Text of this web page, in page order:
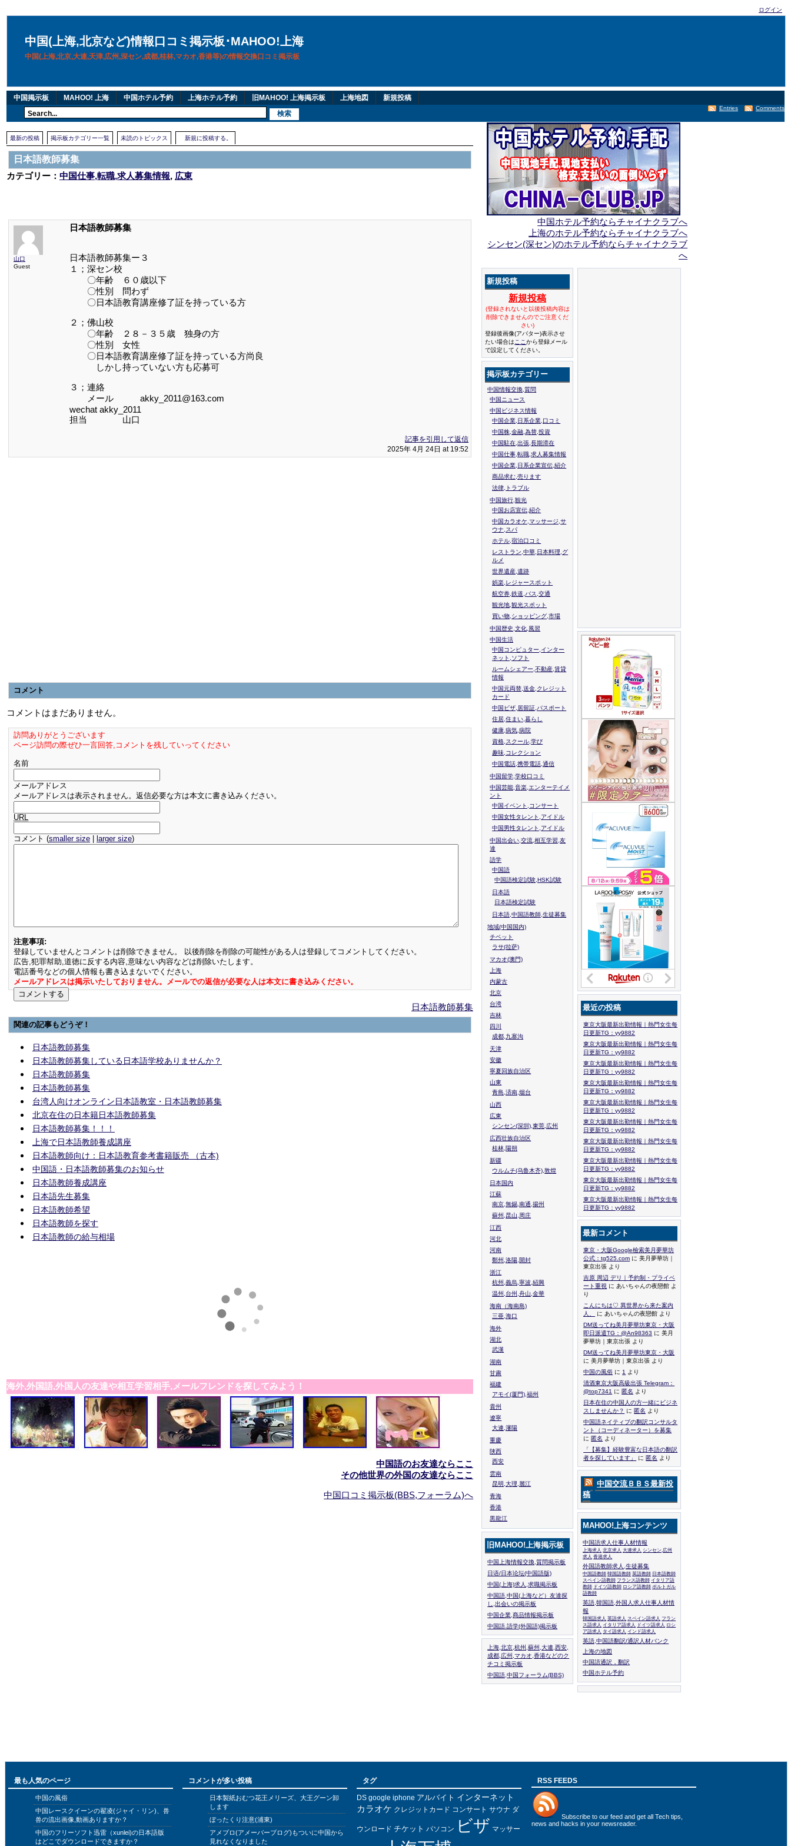
ログイン
中国(上海,北京など)情報口コミ掲示板･MAHOO!上海
中国(上海,北京,大連,天津,広州,深セン,成都,桂林,マカオ,香港等)の情報交換口コミ掲示板
中国掲示板 MAHOO! 上海 中国ホテル予約 上海ホテル予約 旧MAHOO! 上海掲示板 上海地図 新規投稿
Comments
Entries
最新の投稿 掲示板カテゴリー一覧 未読のトピックス 新規に投稿する。
日本語教師募集
カテゴリー： 中国仕事,転職,求人募集情報, 広東
山口
Guest
日本語教師募集
日本語教師募集ー３
１；深セン校
〇年齢 ６０歳以下
〇性別 問わず
〇日本語教育講座修了証を持っている方
２；佛山校
〇年齢 ２８－３５歳 独身の方
〇性別 女性
〇日本語教育講座修了証を持っている方尚良
しかし持っていない方も応募可
３；連絡
メール akky_2011@163.com
wechat akky_2011
担当 山口
記事を引用して返信
2025年 4月 24日 at 19:52
コメント
コメントはまだありません。
訪問ありがとうございます
ページ訪問の際ぜひ一言回答,コメントを残していってください
名前
メールアドレス
メールアドレスは表示されません。返信必要な方は本文に書き込みください。
URL
コメント (smaller size larger size)
注意事項:
登録していませんとコメントは削除できません。 以後削除を削除の可能性がある人は登録してコメントしてください。
広告,犯罪幇助,道徳に反する内容,意味ない内容などは削除いたします。
電話番号などの個人情報も書き込まないでください。
メールアドレスは掲示いたしておりません。メールでの返信が必要な人は本文に書き込みください。
日本語教師募集
関連の記事もどうぞ！
日本語教師募集
日本語教師募集している日本語学校ありませんか？
日本語教師募集
日本語教師募集
台湾人向けオンライン日本語教室・日本語教師募集
北京在住の日本籍日本語教師募集
日本語教師募集！！！
上海で日本語教師養成講座
日本語教師向け：日本語教育参考書籍販売 （古本)
中国語・日本語教師募集のお知らせ
日本語教師養成講座
日本語先生募集
日本語教師希望
日本語教師を探す
日本語教師の給与相場
海外,外国語,外国人の友達や相互学習相手,メールフレンドを探してみよう！
中国語のお友達ならここ
その他世界の外国の友達ならここ
中国口コミ掲示板(BBS,フォーラム)へ
中国ホテル予約ならチャイナクラブへ
上海のホテル予約ならチャイナクラブへ
シンセン(深セン)のホテル予約ならチャイナクラブ
へ
新規投稿
新規投稿
(登録されないと以後投稿内容は
削除できませんのでご注意くだ
さい)
登録後画像(アバター)表示させ
たい場合は ここから登録メール
で設定してください。
掲示板カテゴリー
中国情報交換,質問
中国ニュース
中国ビジネス情報
中国企業,日系企業,口コミ
中国株,金融,為替,投資
中国駐在,出張,長期滞在
中国仕事,転職,求人募集情報
中国企業,日系企業宣伝,紹介
商品求む,売ります
法律,トラブル
中国旅行,観光
中国お店宣伝,紹介
中国カラオケ,マッサージ,サ
ウナ,スパ
ホテル,宿泊口コミ
レストラン,中華,日本料理,グ
ルメ
世界遺産,遺跡
娯楽,レジャースポット
航空券,鉄道,バス,交通
観光地,観光スポット
買い物,ショッピング,市場
中国歴史,文化,風習
中国生活
中国コンピュター,インター
ネット,ソフト
ルームシェアー,不動産,賃貸
情報
中国元両替,送金,クレジット
カード
中国ビザ,居留証,パスポート
住居,住まい,暮らし
健康,病気,病院
資格,スクール,学び
趣味,コレクション
中国電話,携帯電話,通信
中国留学,学校口コミ
中国芸能,音楽,エンターテイメ
ント
中国イベント,コンサート
中国女性タレント,アイドル
中国男性タレント,アイドル
中国出会い,交流,相互学習,友
達
語学
中国語
中国語検定試験,HSK試験
日本語
日本語検定試験
日本語,中国語教師,生徒募集
地域(中国国内)
チベット
ラサ(拉萨)
マカオ(澳門)
上海
内蒙古
北京
台湾
吉林
四川
成都,九寨沟
天津
安徽
寧夏回族自治区
山東
青島,済南,烟台
山西
広東
シンセン(深圳),東莞,広州
広西壮族自治区
桂林,陽朔
新疆
ウルムチ(乌鲁木齐),敦煌
日本国内
江蘇
南京,無錫,南通,揚州
蘇州,昆山,周庄
江西
河北
河南
鄭州,洛陽,開封
浙江
杭州,義烏,寧波,紹興
温州,台州,舟山,金華
海南（海南島)
三亜,海口
海外
湖北
武漢
湖南
甘粛
福建
アモイ(厦門),福州
貴州
遼寧
大連,瀋陽
重慶
陜西
西安
雲南
昆明,大理,麗江
青海
香港
黒龍江
旧MAHOO!上海掲示板
中国上海情報交換,質問掲示板
日语/日本论坛(中国語版)
中国(上海)求人,求職掲示板
中国語,中国(上海など）友達探
し,出会いの掲示板
中国企業,商品情報掲示板
中国語.語学(外国語)掲示板
上海,北京,杭州,蘇州,大連,西安,
成都,広州,マカオ,香港などのク
チコミ掲示板
中国語,中国フォーラム(BBS)
最近の投稿
東京大阪最新出勤情報｜熱門女生每
日更新TG：yy9882
東京大阪最新出勤情報｜熱門女生每
日更新TG：yy9882
東京大阪最新出勤情報｜熱門女生每
日更新TG：yy9882
東京大阪最新出勤情報｜熱門女生每
日更新TG：yy9882
東京大阪最新出勤情報｜熱門女生每
日更新TG：yy9882
東京大阪最新出勤情報｜熱門女生每
日更新TG：yy9882
東京大阪最新出勤情報｜熱門女生每
日更新TG：yy9882
東京大阪最新出勤情報｜熱門女生每
日更新TG：yy9882
東京大阪最新出勤情報｜熱門女生每
日更新TG：yy9882
東京大阪最新出勤情報｜熱門女生每
日更新TG：yy9882
最新コメント
東京・大阪Google檢索美月夢華坊
公式：tg525.com に 美月夢華坊｜
東京出張 より
吉原 周辺 デリ｜予約制・プライベ
ート重視 に あいちゃんの夜戀館 よ
り
こんにちは♡ 異世界から来た案内
人、
に あいちゃんの夜戀館 より
DM送ってね美月夢華坊東京・大阪
即日派遣TG：@An98363 に 美月
夢華坊｜東京出張 より
DM送ってね美月夢華坊東京・大阪
に 美月夢華坊｜東京出張 より
中国の風俗 に 1
より
清酒東京大阪高級出張 Telegram：
@top7341 に 匿名 より
日本在住の中国人の方一緒にビジネ
スしませんか？ に 匿名 より
中国語ネイティブの翻訳コンサルタ
ント（コーディネーター）を募集
に 匿名 より
「【募集】経験豊富な日本語の翻訳
者を探しています」
に 匿名 より
中国交流ＢＢＳ最新投
稿
MAHOO!上海コンテンツ
中国語求人仕事人材情報
上海求人 北京求人 大連求人 シンセン,広州
求人 香港求人
外国語教師求人,生徒募集
中国語教師 韓国語教師 英語教師 日本語教師
スペイン語教師 フランス語教師 イタリア語
教師 ドイツ語教師 ロシア語教師 ポルトガル
語教師
英語,韓国語,外国人求人仕事人材情
報
韓国語求人 英語求人 スペイン語求人 フラン
ス語求人 イタリア語求人 ドイツ語求人 ロシ
ア語求人 タイ語求人 インド語求人
英語,中国語翻訳/通訳人材バンク
上海の地図
中国語通訳，翻訳
中国ホテル予約
最も人気のページ
中国の風俗
中国レースクイーンの翟凌(ジャイ・リン)、兽
兽の流出画像,動画ありますか？
中国のフリーソフト迅雷（xunlei)の日本語版
はどこでダウンロードできますか？
コメントが多い投稿
日本製紙おむつ花王メリーズ、大王グーン卸
します
ぼったくり注意(浦東)
アメブロ(アメーバーブログ)もついに中国から
見れなくなりました
タグ
DS google iphone アルバイト インターネット
カラオケ クレジットカード コンサート サウナ ダ
ウンロード チケット パソコン ビザ マッサー
RSS FEEDS
Subscribe to our feed and get all Tech tips,
news and hacks in your newsreader.